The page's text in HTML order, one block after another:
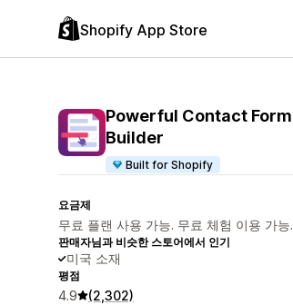
Shopify App Store
Powerful Contact Form
Builder
Built for Shopify
요금제
무료 플랜 사용 가능. 무료 체험 이용 가능.
판매자님과 비슷한 스토어에서 인기
미국 소재
평점
4.9 (2,302)